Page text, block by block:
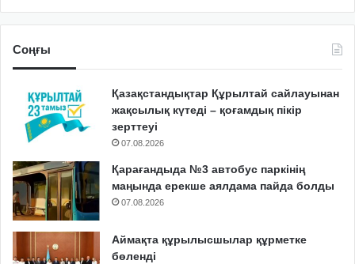
Соңғы
Қазақстандықтар Құрылтай сайлауынан
жақсылық күтеді – қоғамдық пікір
зерттеуі
07.08.2026
Қарағандыда №3 автобус паркінің
маңында ерекше аялдама пайда болды
07.08.2026
Аймақта құрылысшылар құрметке
бөленді